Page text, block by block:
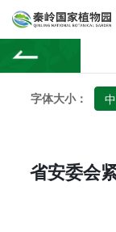
字体大小： 中
省安委会